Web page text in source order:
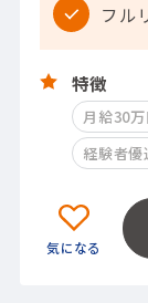
フル
特徴
月給30
経験者優